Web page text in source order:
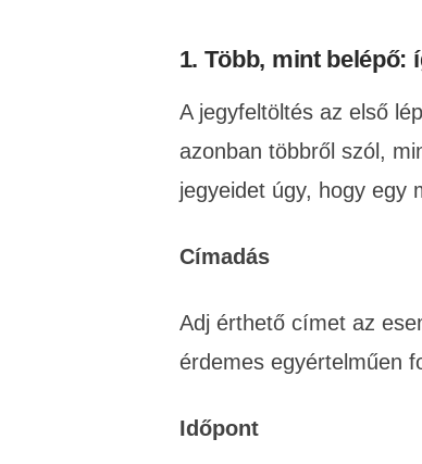
1. Több, mint belépő:
A jegyfeltöltés az első
azonban többről szól,
jegyeidet úgy, hogy egy
Címadás
Adj érthető címet az
érdemes egyértelműen
Időpont